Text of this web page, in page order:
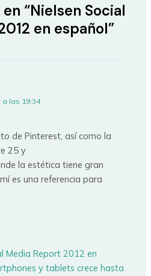
“Nielsen Social
en español”
a las 19:34
de Pinterest, así como la
25 y
la estética tiene gran
es una referencia para
Media Report 2012 en
y tablets crece hasta